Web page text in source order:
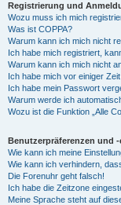
Registrierung und
Wozu muss ich mich
Was ist COPPA?
Warum kann ich mich nicht
Ich habe mich registriert,
Warum kann ich mich nicht
Ich habe mich vor einiger
Ich habe mein Passwort
Warum werde ich
Wozu ist die Funktion „Alle
Benutzerpräferenzen und
Wie kann ich meine
Wie kann ich verhindern,
Die Forenuhr geht falsch!
Ich habe die Zeitzone
Meine Sprache steht auf